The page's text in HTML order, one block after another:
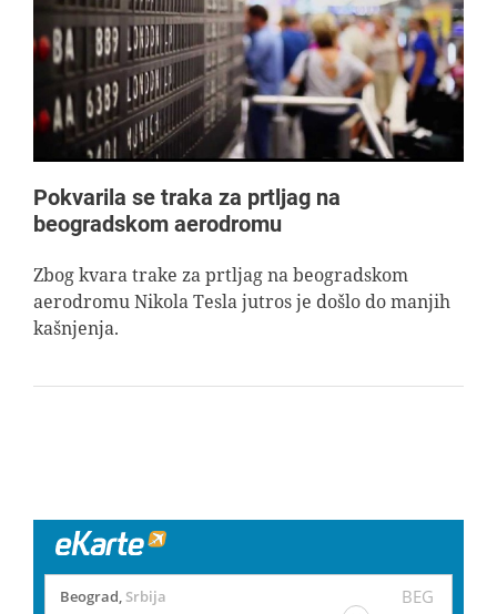
AVIOPEDIA
SPECIJAL
FOTO PRIČA
TEMA
AGENT
Pokvarila se traka za prtljag na
beogradskom aerodromu
Zbog kvara trake za prtljag na beogradskom
aerodromu Nikola Tesla jutros je došlo do manjih
kašnjenja.
Beograd, Srbija BEG